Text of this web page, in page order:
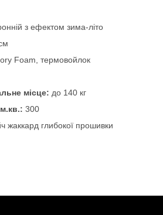
з ефектом зима-літо
Foam, термовойлок
місце: до 140 кг
300
жаккард глибокої прошивки